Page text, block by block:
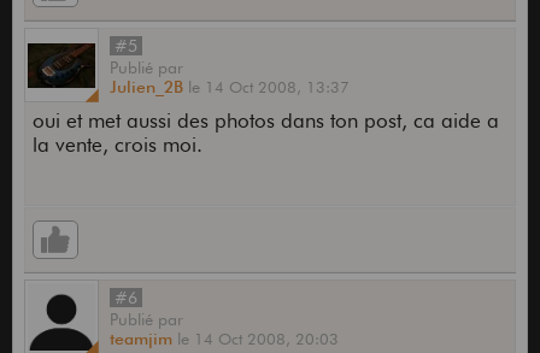
#5
Publié par
Julien_2B le 14 Oct 2008, 13:37
oui et met aussi des photos dans ton post, ca aide a
la vente, crois moi.
#6
Publié par
teamjim le 14 Oct 2008, 20:03